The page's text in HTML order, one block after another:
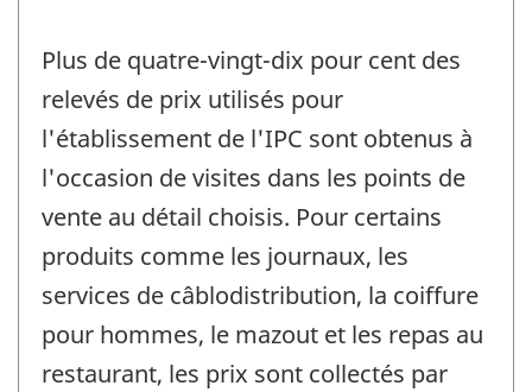
Plus de quatre-vingt-dix pour cent des
relevés de prix utilisés pour
l'établissement de l'IPC sont obtenus à
l'occasion de visites dans les points de
vente au détail choisis. Pour certains
produits comme les journaux, les
services de câblodistribution, la coiffure
pour hommes, le mazout et les repas au
restaurant, les prix sont collectés par